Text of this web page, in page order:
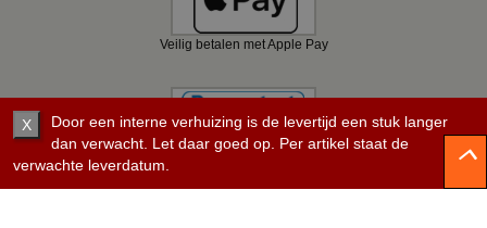
Veilig betalen met Apple Pay
Veilig betalen met Bancontact
X
Door een interne verhuizing is de levertijd een stuk langer
dan verwacht. Let daar goed op. Per artikel staat de
verwachte leverdatum.